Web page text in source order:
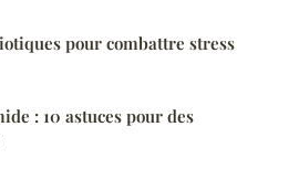
pour combattre stress
: 10 astuces pour des